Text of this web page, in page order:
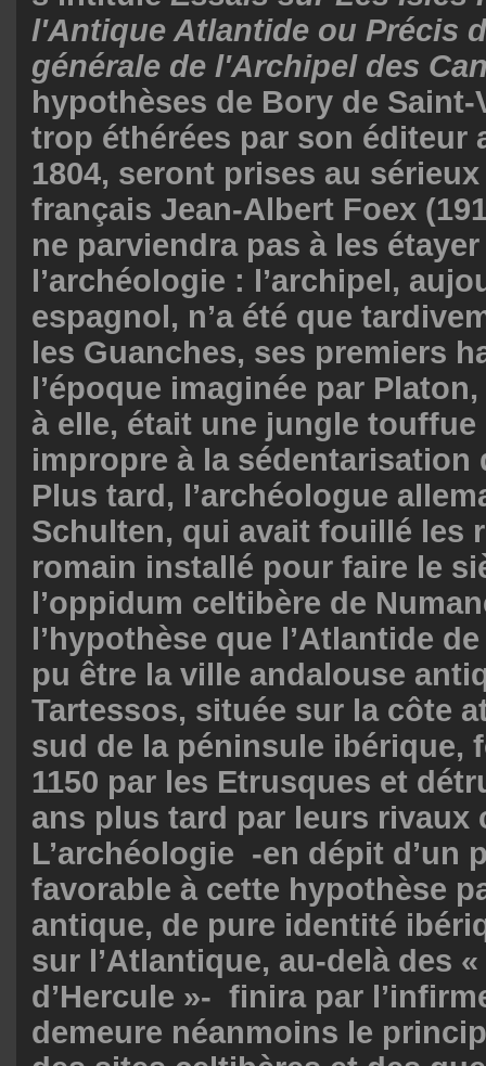
l'Antique Atlantide ou Précis
générale de l'Archipel des
hypothèses de Bory de
trop éthérées par son éditeur
1804, seront prises au
français Jean-Albert Foex
ne parviendra pas à les
l’archéologie : l’archipel,
espagnol, n’a été que
les Guanches, ses premiers
l’époque imaginée par
à elle, était une jungle touffue
impropre à la sédentarisation
Plus tard, l’archéologue
Schulten, qui avait fouillé les
romain installé pour faire le
l’oppidum celtibère de
l’hypothèse que l’Atlantide
pu être la ville andalouse
Tartessos, située sur la côte
sud de la péninsule ibérique,
1150 par les Etrusques et
ans plus tard par leurs rivaux
L’archéologie -en dépit d’un
favorable à cette hypothèse
antique, de pure identité
sur l’Atlantique, au-delà des
d’Hercule »- finira par
demeure néanmoins le